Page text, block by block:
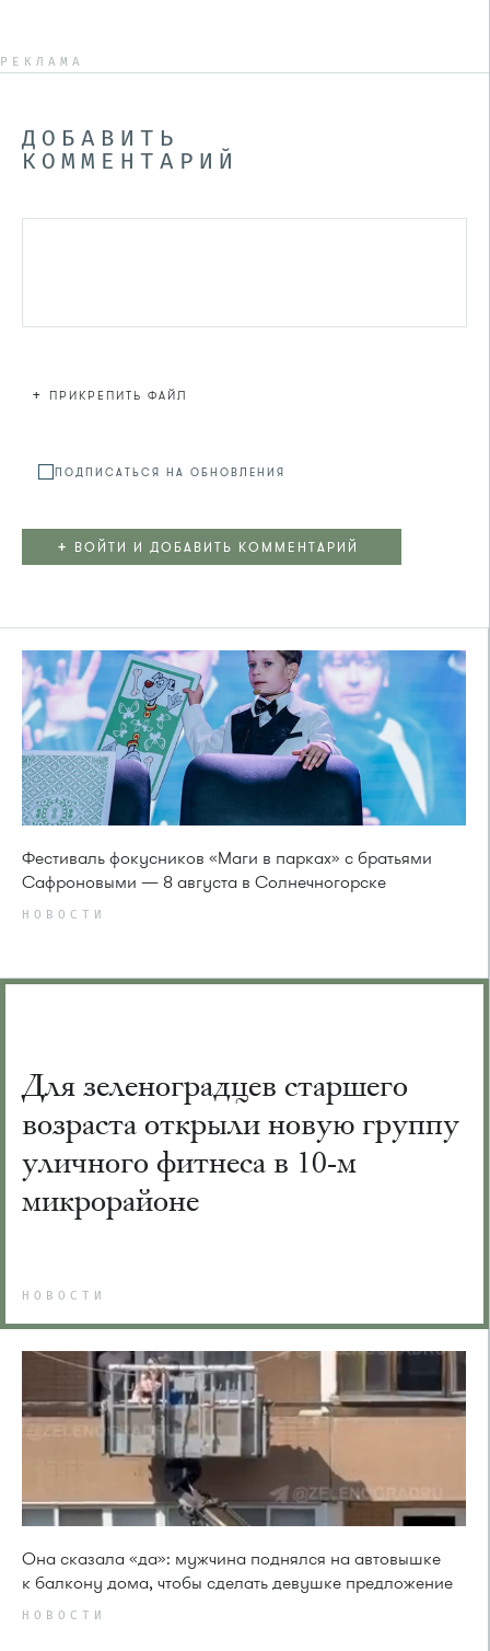
РЕКЛАМА
ДОБАВИТЬ
КОММЕНТАРИЙ
+ ПРИКРЕПИТЬ ФАЙЛ
ПОДПИСАТЬСЯ НА ОБНОВЛЕНИЯ
+ ВОЙТИ И ДОБАВИТЬ КОММЕНТАРИЙ
Фестиваль фокусников «Маги в парках» с братьями
Сафроновыми — 8 августа в Солнечногорске
НОВОСТИ
Для зеленоградцев старшего
возраста открыли новую группу
уличного фитнеса в 10-м
микрорайоне
НОВОСТИ
Она сказала «да»: мужчина поднялся на автовышке
к балкону дома, чтобы сделать девушке предложение
НОВОСТИ